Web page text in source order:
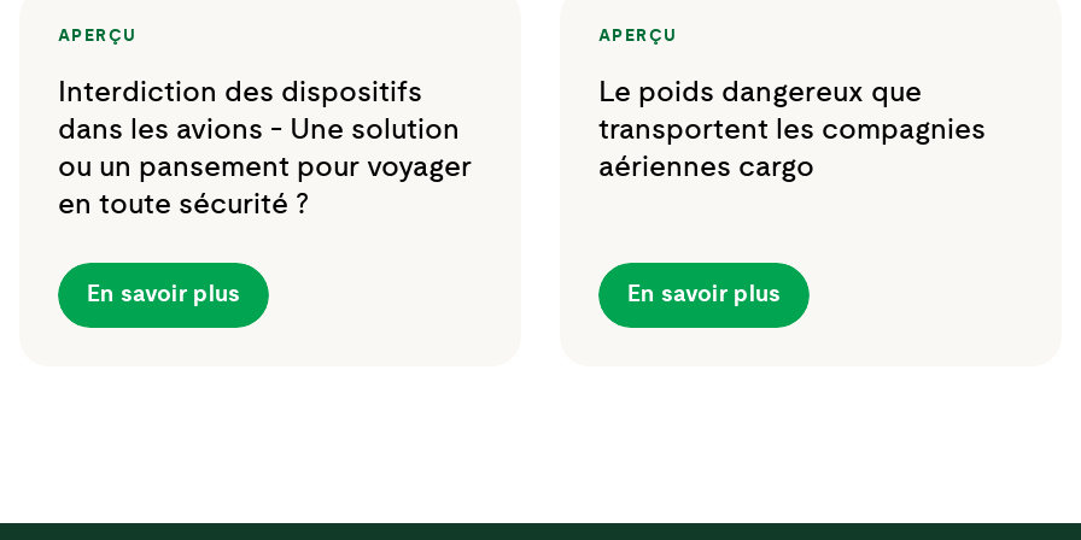
APERÇU
Interdiction des dispositifs
dans les avions - Une solution
ou un pansement pour voyager
en toute sécurité ?
En savoir plus
APERÇU
Le poids dangereux que
transportent les compagnies
aériennes cargo
En savoir plus